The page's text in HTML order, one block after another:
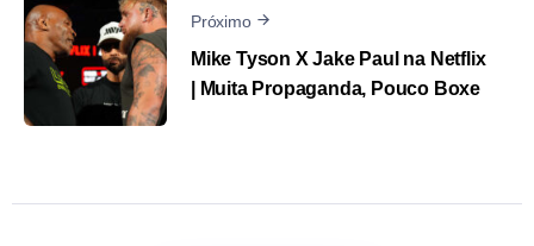
Próximo
Mike Tyson X Jake Paul na Netflix
| Muita Propaganda, Pouco Boxe